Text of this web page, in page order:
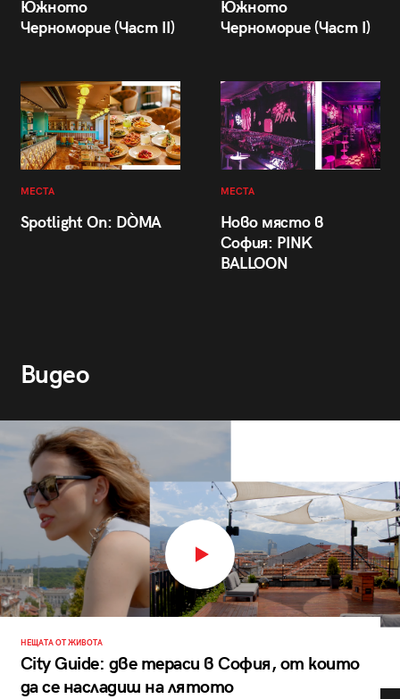
Южното
Черноморие (Част II)
Южното
Черноморие (Част I)
МЕСТА
Spotlight On: DÒMA
МЕСТА
Ново място в
София: PINK
BALLOON
Видео
НЕЩАТА ОТ ЖИВОТА
City Guide: две тераси в София, от които
да се насладиш на лятото